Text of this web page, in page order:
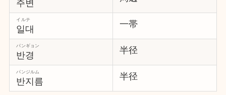
주변
일대
イルテ 一帯
반경
パンギョン 半径
반지름
パンジルム 半径